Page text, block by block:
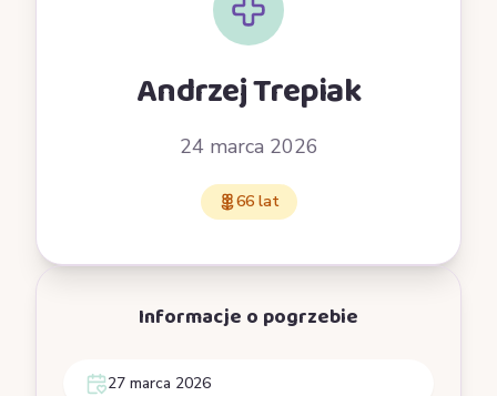
Andrzej Trepiak
24 marca 2026
66 lat
Informacje o pogrzebie
27 marca 2026